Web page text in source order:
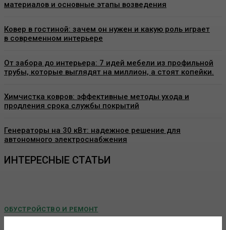
материалов и основные этапы возведения
Ковер в гостиной: зачем он нужен и какую роль играет
в современном интерьере
От забора до интерьера: 7 идей мебели из профильной
трубы, которые выглядят на миллион, а стоят копейки.
Химчистка ковров: эффективные методы ухода и
продления срока службы покрытий
Генераторы на 30 кВт: надежное решение для
автономного электроснабжения
ИНТЕРЕСНЫЕ СТАТЬИ
ОБУСТРОЙСТВО И РЕМОНТ